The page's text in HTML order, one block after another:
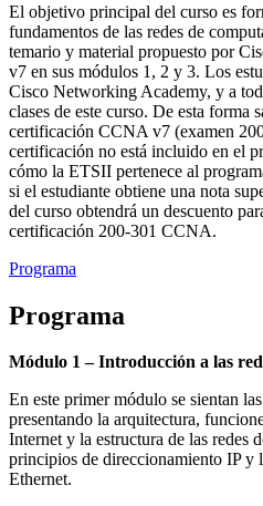
El objetivo principal del curso es
fundamentos de las redes de
temario y material propuesto por
v7 en sus módulos 1, 2 y 3. Los
Cisco Networking Academy, y a
clases de este curso. De esta forma
certificación CCNA v7 (examen
certificación no está incluido en el
cómo la ETSII pertenece al
si el estudiante obtiene una nota
del curso obtendrá un descuento
certificación 200-301 CCNA.
Programa
Programa
Módulo 1 – Introducción a las
En este primer módulo se sientan
presentando la arquitectura,
Internet y la estructura de las redes
principios de direccionamiento IP y
Ethernet.